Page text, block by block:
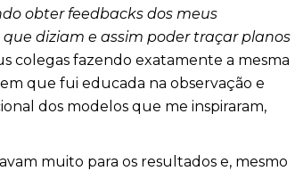
obter feedbacks dos meus
diziam e assim poder traçar planos
colegas fazendo exatamente a mesma
que fui educada na observação e
dos modelos que me inspiraram,
muito para os resultados e, mesmo